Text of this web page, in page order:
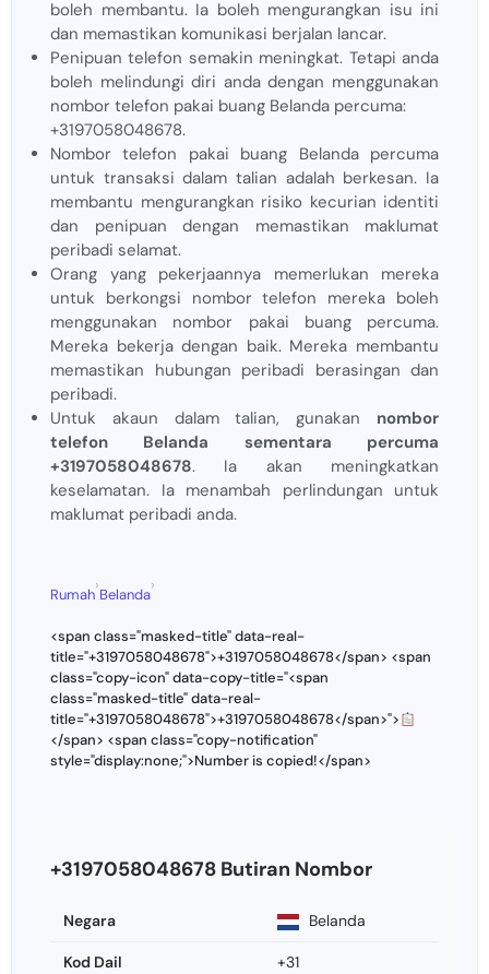
boleh membantu. Ia boleh mengurangkan isu ini
dan memastikan komunikasi berjalan lancar.
Penipuan telefon semakin meningkat. Tetapi anda
boleh melindungi diri anda dengan menggunakan
nombor telefon pakai buang Belanda percuma:
+3197058048678.
Nombor telefon pakai buang Belanda percuma
untuk transaksi dalam talian adalah berkesan. Ia
membantu mengurangkan risiko kecurian identiti
dan penipuan dengan memastikan maklumat
peribadi selamat.
Orang yang pekerjaannya memerlukan mereka
untuk berkongsi nombor telefon mereka boleh
menggunakan nombor pakai buang percuma.
Mereka bekerja dengan baik. Mereka membantu
memastikan hubungan peribadi berasingan dan
peribadi.
Untuk akaun dalam talian, gunakan nombor
telefon Belanda sementara percuma
+3197058048678. Ia akan meningkatkan
keselamatan. Ia menambah perlindungan untuk
maklumat peribadi anda.
Rumah
›
Belanda
›
<span class="masked-title" data-real-
title="+3197058048678">+3197058048678</span> <span
class="copy-icon" data-copy-title="<span
class="masked-title" data-real-
title="+3197058048678">+3197058048678</span>">
</span> <span class="copy-notification"
style="display:none;">Number is copied!</span>
+3197058048678 Butiran Nombor
Negara Belanda
Kod Dail +31